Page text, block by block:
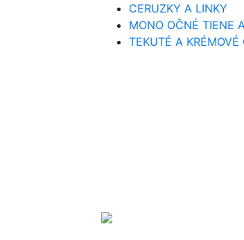
CERUZKY A LINKY
MONO OČNÉ TIENE
TEKUTÉ A KRÉMOVÉ